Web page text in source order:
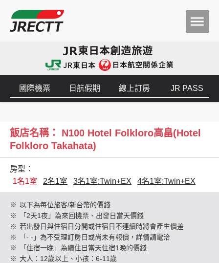
創造旅遊
國際機票 日航假期 線上訂房 JR PASS
飯店名稱： N100 Hotel Folkloro高畠(Hotel
Folkloro Takahata)
房型：
1名1室
2名1室 3名1室:Twin+EX 4名1室:Twin+EX
※ 以下為每位旅客/新台幣的價錢
※
「2天1夜」為來回機票、出發日當天價錢
※ 若出發日與住宿日分開或住宿日不連續時將會產生價差
※
「- -」為不受理訂房日或尚未有報價，詳情請電洽
※
「住宿一晚」為續住日當天住宿1晚的價錢
※ 大人：12歲以上、小孩：6-11歲